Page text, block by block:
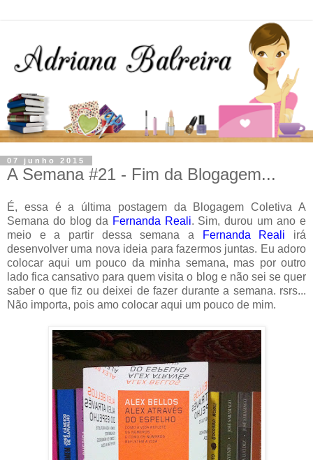
07 junho 2015
A Semana #21 - Fim da Blogagem...
É, essa é a última postagem da Blogagem Coletiva A
Semana do blog da Fernanda Reali. Sim, durou um ano e
meio e a partir dessa semana a
Fernanda Reali irá
desenvolver uma nova ideia para fazermos juntas. Eu adoro
colocar aqui um pouco da minha semana, mas por outro
lado fica cansativo para quem visita o blog e não sei se quer
saber o que fiz ou deixei de fazer durante a semana. rsrs...
Não importa, pois amo colocar aqui um pouco de mim.